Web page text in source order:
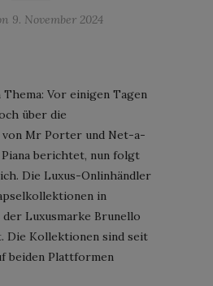
9. November 2024
Vor einigen Tagen
über die
von Mr Porter und Net-a-
berichtet, nun folgt
Die Luxus-Onlinhändler
in
Luxusmarke Brunello
Die Kollektionen sind seit
beiden Plattformen